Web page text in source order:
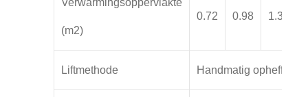
Verwarmingsoppervlakte
(m2)
0.72 0.98 1.38
Liftmethode Handmatig opheffen